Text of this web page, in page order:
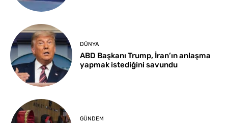
DÜNYA
ABD Başkanı Trump, İran’ın anlaşma
yapmak istediğini savundu
GÜNDEM